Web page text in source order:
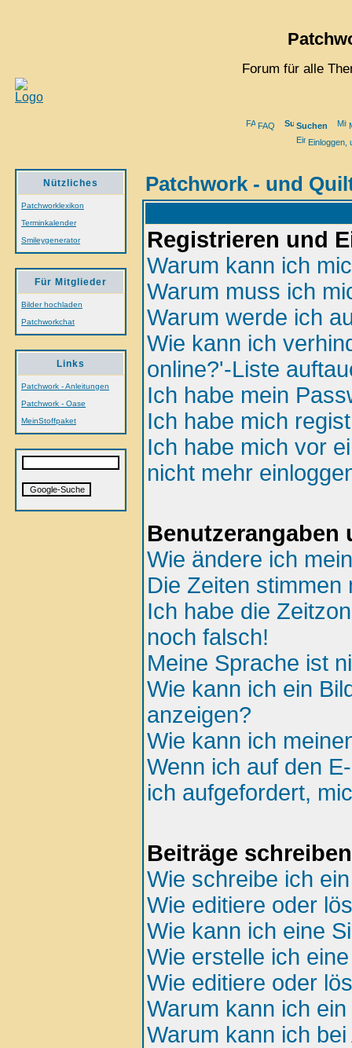
Forum für alle
FAQ Suchen
Einloggen,
Nützliches
Patchworklexikon
Terminkalender
Smileygenerator
Für Mitglieder
Bilder hochladen
Patchworkchat
Links
Patchwork - Anleitungen
Patchwork - Oase
MeinStoffpaket
Patchwork - und
Registrieren und
Warum kann ich
Warum muss ich
Warum werde ich
Wie kann ich
online?'-Liste
Ich habe mein
Ich habe mich
Ich habe mich vor
nicht mehr
Benutzerangaben
Wie ändere ich
Die Zeiten stimmen
Ich habe die
noch falsch!
Meine Sprache ist
Wie kann ich ein
anzeigen?
Wie kann ich
Wenn ich auf den
ich aufgefordert,
Beiträge schreiben
Wie schreibe ich
Wie editiere oder
Wie kann ich eine
Wie erstelle ich
Wie editiere oder
Warum kann ich
Warum kann ich